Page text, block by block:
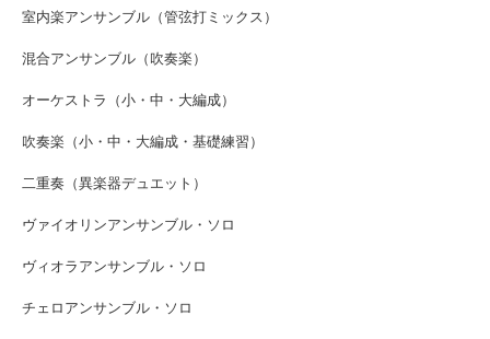
室内楽アンサンブル（管弦打ミックス）
混合アンサンブル（吹奏楽）
オーケストラ（小・中・大編成）
吹奏楽（小・中・大編成・基礎練習）
二重奏（異楽器デュエット）
ヴァイオリンアンサンブル・ソロ
ヴィオラアンサンブル・ソロ
チェロアンサンブル・ソロ